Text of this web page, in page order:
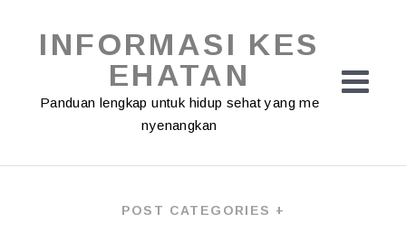
contentINFORMASI KES
EHATAN
Panduan lengkap untuk hidup sehat yang me
nyenangkan
POST CATEGORIES +